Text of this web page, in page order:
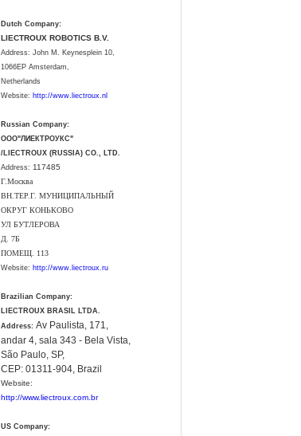
Dutch Company:
LIECTROUX ROBOTICS B.V.
Address: John M. Keynesplein 10,
1066EP Amsterdam,
Netherlands
Website: http://www.liectroux.nl
Russian Company:
ООО"ЛИЕКТРОУКС"
/LIECTROUX (RUSSIA) CO., LTD.
Address: 117485
Г.Москва
ВН.ТЕР.Г. МУНИЦИПАЛЬНЫЙ
ОКРУГ КОНЬКОВО
УЛ БУТЛЕРОВА
Д. 7Б
ПОМЕЩ. 113
Website: http://www.liectroux.ru
Brazilian Company:
LIECTROUX BRASIL LTDA.
Address: Av Paulista, 171,
andar 4, sala 343 - Bela Vista,
São Paulo, SP,
CEP: 01311-904, Brazil
Website:
http://www.liectroux.com.br
US Company: